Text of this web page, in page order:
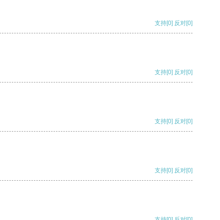
支持[0] 反对[0]
支持[0] 反对[0]
支持[0] 反对[0]
支持[0] 反对[0]